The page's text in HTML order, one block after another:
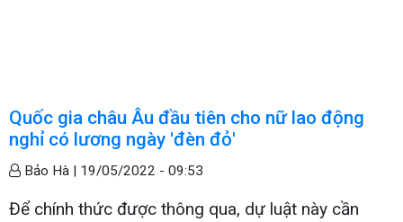
Quốc gia châu Âu đầu tiên cho nữ lao động
nghỉ có lương ngày 'đèn đỏ'
Bảo Hà | 19/05/2022 - 09:53
Để chính thức được thông qua, dự luật này cần